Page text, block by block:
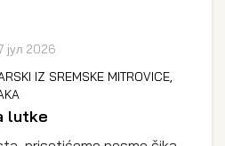
јул 2026
IZ SREMSKE MITROVICE,
lutke